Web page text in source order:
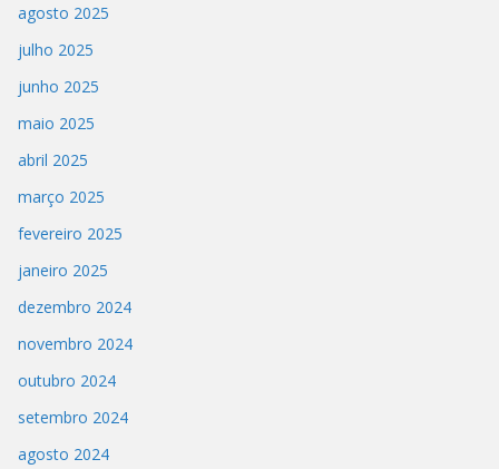
agosto 2025
julho 2025
junho 2025
maio 2025
abril 2025
março 2025
fevereiro 2025
janeiro 2025
dezembro 2024
novembro 2024
outubro 2024
setembro 2024
agosto 2024